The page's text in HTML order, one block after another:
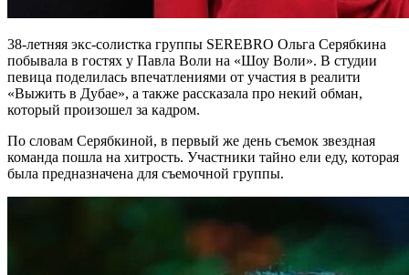
38-летняя экс-солистка группы SEREBRO Ольга Серябкина
побывала в гостях у Павла Воли на «Шоу Воли». В студии
певица поделилась впечатлениями от участия в реалити
«Выжить в Дубае», а также рассказала про некий обман,
который произошел за кадром.
По словам Серябкиной, в первый же день съемок звездная
команда пошла на хитрость. Участники тайно ели еду, которая
была предназначена для съемочной группы.